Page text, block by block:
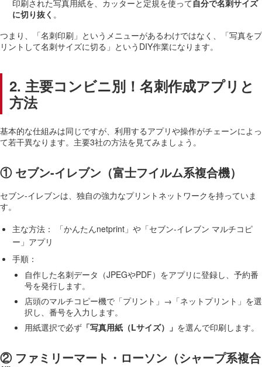
印刷された写真用紙を、カッターと定規を使って自分で名刺サイズ
に切り抜く 。
つまり、「名刺印刷」というメニューがあるわけではなく、「写真をプ
リントして名刺サイズに切る」というDIY作業になります。
2. 主要コンビニ別！名刺作成アプリと
方法
基本的な仕組みは同じですが、利用するアプリや操作がチェーンによっ
て若干異なります。主要3社の方法を見てみましょう。
① セブン-イレブン（富士フイルム系複合機）
セブン-イレブンは、独自の強力なプリントネットワークを持っていま
す。
主な方法： 「かんたんnetprint」や「セブン-イレブン マルチコピ
ー」アプリ
手順：
自作した名刺データ（JPEGやPDF）をアプリに登録し、予約番
号を発行します。
店頭のマルチコピー機で「プリント」→「ネットプリント」を選
択し、番号を入力します。
用紙選択で必ず 「写真用紙（Lサイズ）」 を選んで印刷します。
② ファミリーマート・ローソン（シャープ系複合